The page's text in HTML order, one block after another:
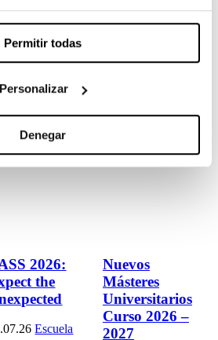
Permitir todas
Personalizar
Denegar
2026:
the
Escuela
Nuevos
Másteres
Universitarios
Curso 2026 –
2027